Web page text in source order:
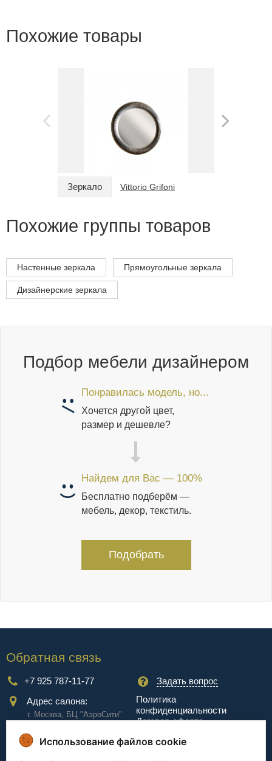
Похожие товары
Зеркало Vittorio Grifoni
Похожие группы товаров
Настенные зеркала Прямоугольные зеркала
Дизайнерские зеркала
Подбор мебели дизайнером
Понравилась модель, но...
Хочется другой цвет,
размер и дешевле?
Найдем для Вас — 100%
Бесплатно подберём —
мебель, декор, текстиль.
Подобрать
Обратная связь
+7 925 787-11-77
Задать вопрос
Адрес салона:
г. Москва, БЦ "АэроCити"
Куркинское ш., стр.2, 17
этаж
Политика
конфиденциальности
Договор-оферта
Использование файлов cookie